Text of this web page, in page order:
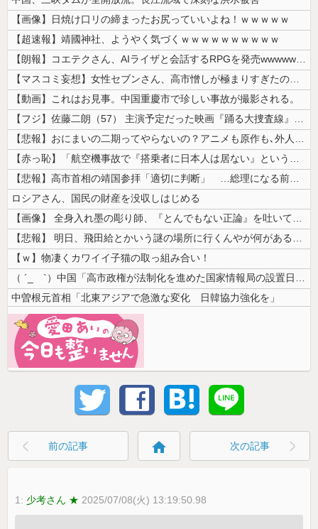
【画像】日焼け口リの締まったお尻っていいよね！ｗｗｗｗｗ
【超速報】靖國神社、ようやく気づくｗｗｗｗｗｗｗｗｗｗ
【朗報】コエテクさん、AIライザと会話するRPGを発売wwwwwwww...
【マスコミ妄想】女性セブンさん、高市憎しが極まりすぎたのか、過去一級の...
【動画】これはお見事。中国重慶市で珍しい事故が撮影される。
【フジ】佐藤二朗（57） 主演予定だった映画『踊る大捜査線』スピンオフ...
【悲報】おにまいの二期ってやらないの？アニメも原作も､外人からも人気あ...
【赤っ恥】「航空機事故で『搭乗者に日本人は居ない』という発表は嫌い。人...
【悲報】高市首相の靖国参拝「適切に判断」 …総理になる前の昨年は参拝
ロシアさん、国民の財産を没収しはじめる
【画像】 全身入れ墨の彫り師、『とんでもない正論』を吐いて30万再生さ...
【悲報】 明日、飛田給とかいう謎の場所に行くんやが何があるんや????...
【ｗ】物凄くカワイイ子猫の取っ組み合い！
（ ´_ゝ`）中国「高市政権が法制化を進めた国家情報局の設置日が7月3...
中曽根元首相「北東アジアで急激な変化 日韓協力強化を」
前の記事 home 次の記事
1: 少考さん ★ 2025/07/08(火) 13:19:50.98